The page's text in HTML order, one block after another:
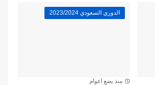
الدوري السعودي 2023/2024
منذ بضع اعوام